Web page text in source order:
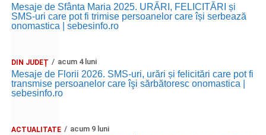
Mesaje de Sfânta Maria 2025. URĂRI, FELICITĂRI și
SMS-uri care pot fi trimise persoanelor care își serbează
onomastica | sebesinfo.ro
DIN JUDEȚ acum 4 luni
Mesaje de Florii 2026. SMS-uri, urări și felicitări care pot fi
transmise persoanelor care îşi sărbătoresc onomastica |
sebesinfo.ro
ACTUALITATE acum 9 luni